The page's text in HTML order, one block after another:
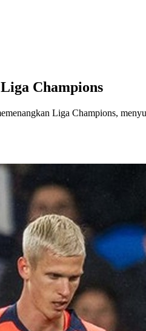
Champions
Liga Champions,